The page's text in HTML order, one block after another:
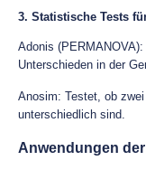
3. Statistische Tests
Adonis
Unterschieden in der
Anosim: Testet, ob
unterschiedlich sind.
Anwendungen